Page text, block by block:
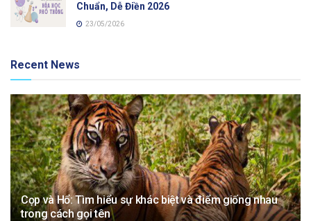
Chuẩn, Dễ Điền 2026
23/05/2026
Recent News
Cọp và Hổ: Tìm hiểu sự khác biệt và điểm giống nhau
trong cách gọi tên